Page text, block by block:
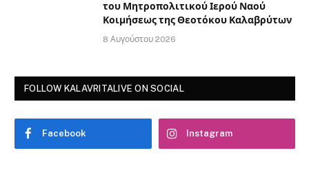
του Μητροπολιτικού Ιερού Ναού
Κοιμήσεως της Θεοτόκου Καλαβρύτων
8 Αυγούστου 2026
FOLLOW KALAVRITALIVE ON SOCIAL
Facebook Instagram